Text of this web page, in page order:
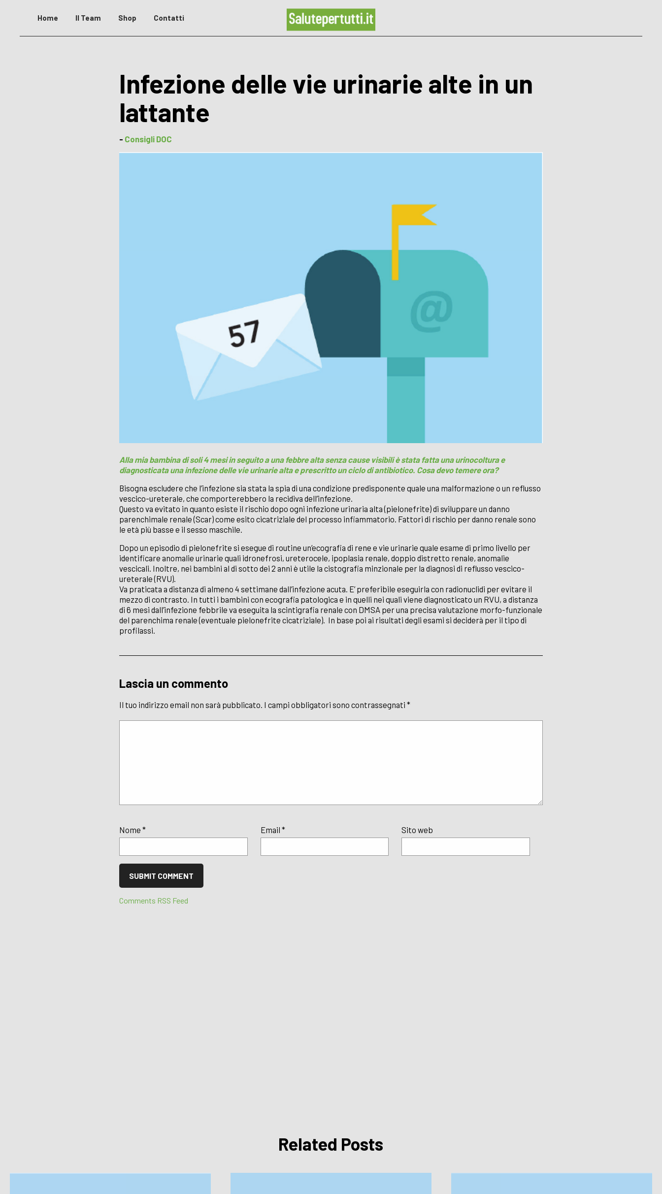
Home Il Team Shop Contatti
Infezione delle vie urinarie alte in un
lattante
- Consigli DOC
Alla mia bambina di soli 4 mesi in seguito a una febbre alta senza cause visibili è stata fatta una urinocoltura e
diagnosticata una infezione delle vie urinarie alta e prescritto un ciclo di antibiotico. Cosa devo temere ora?
Bisogna escludere che l’infezione sia stata la spia di una condizione predisponente quale una malformazione o un reflusso
vescico-ureterale, che comporterebbero la recidiva dell’infezione.
Questo va evitato in quanto esiste il rischio dopo ogni infezione urinaria alta (pielonefrite) di sviluppare un danno
parenchimale renale (Scar) come esito cicatriziale del processo infiammatorio. Fattori di rischio per danno renale sono
le età più basse e il sesso maschile.
Dopo un episodio di pielonefrite si esegue di routine un’ecografia di rene e vie urinarie quale esame di primo livello per
identificare anomalie urinarie quali idronefrosi, ureterocele, ipoplasia renale, doppio distretto renale, anomalie
vescicali. Inoltre, nei bambini al di sotto dei 2 anni è utile la cistografia minzionale per la diagnosi di reflusso vescico-
ureterale (RVU).
Va praticata a distanza di almeno 4 settimane dall’infezione acuta. E’ preferibile eseguirla con radionuclidi per evitare il
mezzo di contrasto. In tutti i bambini con ecografia patologica e in quelli nei quali viene diagnosticato un RVU, a distanza
di 6 mesi dall’infezione febbrile va eseguita la scintigrafia renale con DMSA per una precisa valutazione morfo-funzionale
del parenchima renale (eventuale pielonefrite cicatriziale). In base poi ai risultati degli esami si deciderà per il tipo di
profilassi.
Lascia un commento
Il tuo indirizzo email non sarà pubblicato. I campi obbligatori sono contrassegnati*
Nome* Email * Sito web
Comments RSS Feed
Related Posts